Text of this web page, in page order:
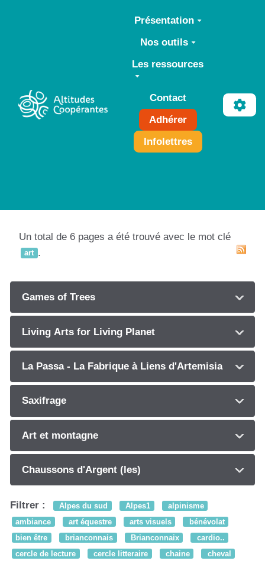
Aller au contenu principal
Présentation
Nos outils
Les ressources
Contact
Adhérer
Infolettres
Un total de 6 pages a été trouvé avec le mot clé
art .
Games of Trees
Living Arts for Living Planet
La Passa - La Fabrique à Liens d'Artemisia
Saxifrage
Art et montagne
Chaussons d'Argent (les)
Filtrer : Alpes du sud Alpes1
alpinisme
ambiance
art équestre arts visuels
bénévolat
bien être
brianconnais Brianconnaix
cardio..
cercle de lecture
cercle litteraire chaine
cheval